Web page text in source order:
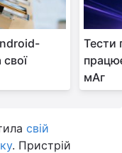
Тести
мАг
свій
. Пристрій